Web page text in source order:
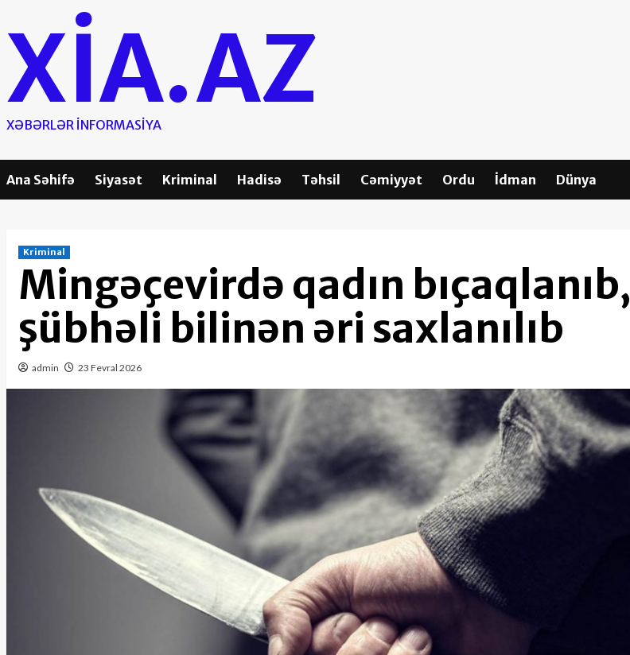
content
XIA.AZ
XƏBƏRLƏR INFORMASIYA
Ana Səhifə Siyasət Kriminal Hadisə Təhsil Cəmiyyət Ordu İdman Dünya
Kriminal
Mingəçevirdə qadın bıçaqlanıb,
şübhəli bilinən əri saxlanılıb
admin 23 Fevral 2026